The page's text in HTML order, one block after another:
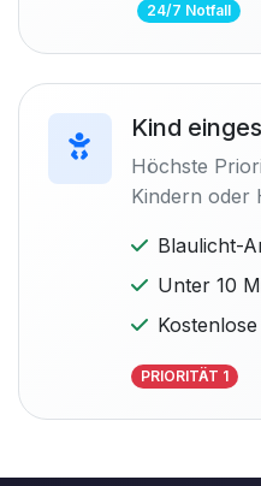
24/7 Notfall
Kind
Höchste
Kindern oder
Blaulicht-
Unter 10
PRIORITÄT 1